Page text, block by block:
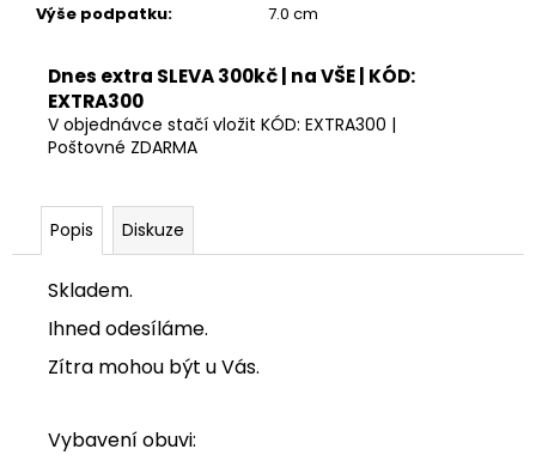
Výše podpatku: 7.0 cm
Dnes extra SLEVA 300kč | na VŠE | KÓD:
EXTRA300
V objednávce stačí vložit KÓD: EXTRA300 |
Poštovné ZDARMA
Popis Diskuze
Skladem.
Ihned odesíláme.
Zítra mohou být u Vás.
Vybavení obuvi: